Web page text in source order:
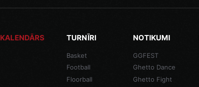
KALENDĀRS TURNĪRI
Basket
Football
Floorball
NOTIKUMI
GGFEST
Ghetto Dance
Ghetto Fight